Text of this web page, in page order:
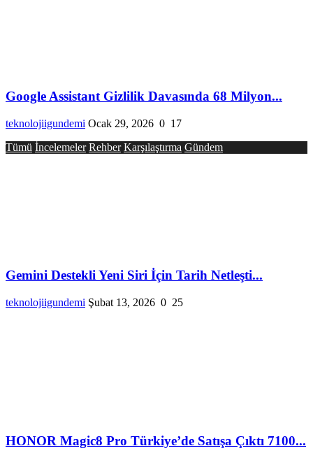
Google Assistant Gizlilik Davasında 68 Milyon...
teknolojiigundemi Ocak 29, 2026 0 17
Tümü İncelemeler Rehber Karşılaştırma Gündem
Gemini Destekli Yeni Siri İçin Tarih Netleşti...
teknolojiigundemi Şubat 13, 2026 0 25
HONOR Magic8 Pro Türkiye’de Satışa Çıktı 7100...